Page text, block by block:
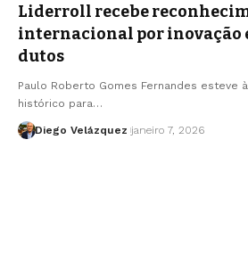
Liderroll recebe
internacional por inovação
dutos
Paulo Roberto Gomes Fernandes esteve
histórico para…
Diego Velázquez janeiro 7, 2026